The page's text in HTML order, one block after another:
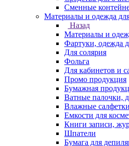
Сменные
Материалы и одежда
Назад
Материалы и
Фартуки, одежда
Для солярия
Фольга
Для кабинетов и
Промо продукция
Бумажная
Ватные палочки,
Влажные салфетки
Емкости для
Книги записи,
Шпатели
Бумага для